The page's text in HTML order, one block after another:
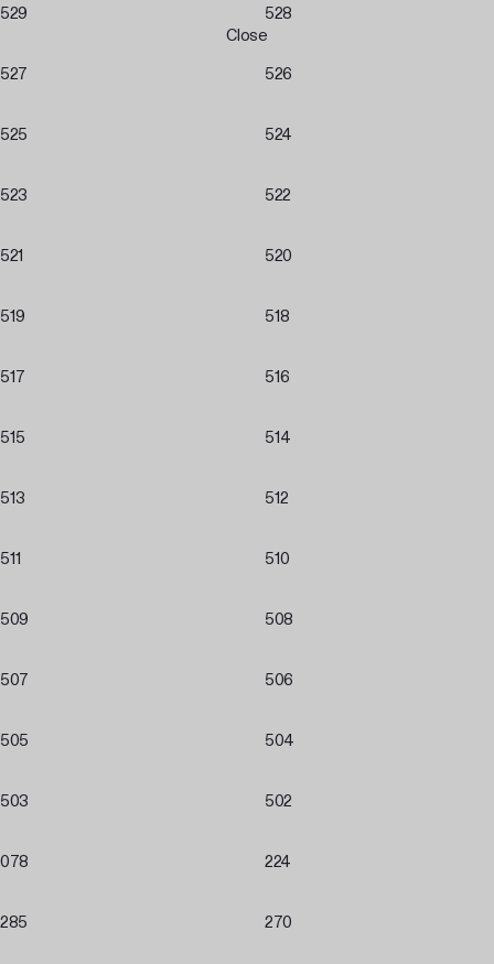
Close
529 528
527 526
525 524
523 522
521 520
519 518
517 516
515 514
513 512
511 510
509 508
507 506
505 504
503 502
078 224
285 270